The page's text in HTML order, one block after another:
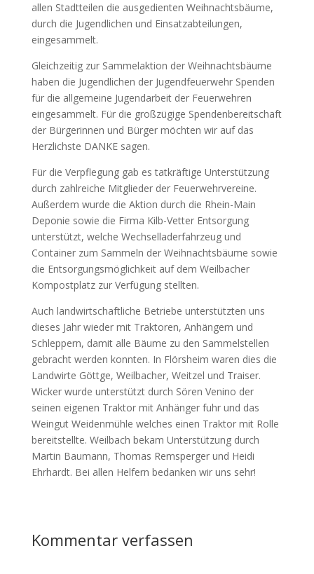
allen Stadtteilen die ausgedienten Weihnachtsbäume,
durch die Jugendlichen und Einsatzabteilungen,
eingesammelt.
Gleichzeitig zur Sammelaktion der Weihnachtsbäume
haben die Jugendlichen der Jugendfeuerwehr Spenden
für die allgemeine Jugendarbeit der Feuerwehren
eingesammelt. Für die großzügige Spendenbereitschaft
der Bürgerinnen und Bürger möchten wir auf das
Herzlichste DANKE sagen.
Für die Verpflegung gab es tatkräftige Unterstützung
durch zahlreiche Mitglieder der Feuerwehrvereine.
Außerdem wurde die Aktion durch die Rhein-Main
Deponie sowie die Firma Kilb-Vetter Entsorgung
unterstützt, welche Wechselladerfahrzeug und
Container zum Sammeln der Weihnachtsbäume sowie
die Entsorgungsmöglichkeit auf dem Weilbacher
Kompostplatz zur Verfügung stellten.
Auch landwirtschaftliche Betriebe unterstützten uns
dieses Jahr wieder mit Traktoren, Anhängern und
Schleppern, damit alle Bäume zu den Sammelstellen
gebracht werden konnten. In Flörsheim waren dies die
Landwirte Göttge, Weilbacher, Weitzel und Traiser.
Wicker wurde unterstützt durch Sören Venino der
seinen eigenen Traktor mit Anhänger fuhr und das
Weingut Weidenmühle welches einen Traktor mit Rolle
bereitstellte. Weilbach bekam Unterstützung durch
Martin Baumann, Thomas Remsperger und Heidi
Ehrhardt. Bei allen Helfern bedanken wir uns sehr!
Kommentar verfassen